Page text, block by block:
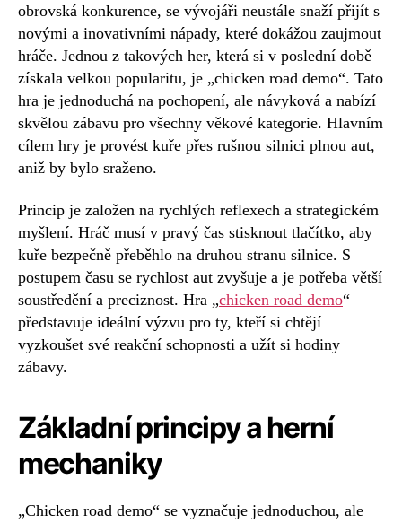
obrovská konkurence, se vývojáři neustále snaží přijít s
novými a inovativními nápady, které dokážou zaujmout
hráče. Jednou z takových her, která si v poslední době
získala velkou popularitu, je „chicken road demo“. Tato
hra je jednoduchá na pochopení, ale návyková a nabízí
skvělou zábavu pro všechny věkové kategorie. Hlavním
cílem hry je provést kuře přes rušnou silnici plnou aut,
aniž by bylo sraženo.
Princip je založen na rychlých reflexech a strategickém
myšlení. Hráč musí v pravý čas stisknout tlačítko, aby
kuře bezpečně přeběhlo na druhou stranu silnice. S
postupem času se rychlost aut zvyšuje a je potřeba větší
soustředění a preciznost. Hra „chicken road demo“
představuje ideální výzvu pro ty, kteří si chtějí
vyzkoušet své reakční schopnosti a užít si hodiny
zábavy.
Základní principy a herní
mechaniky
„Chicken road demo“ se vyznačuje jednoduchou, ale